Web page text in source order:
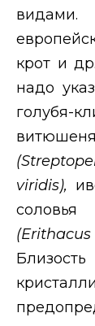
крот и
надо
голубя-
(
viridis),
соловья
(Erithacus